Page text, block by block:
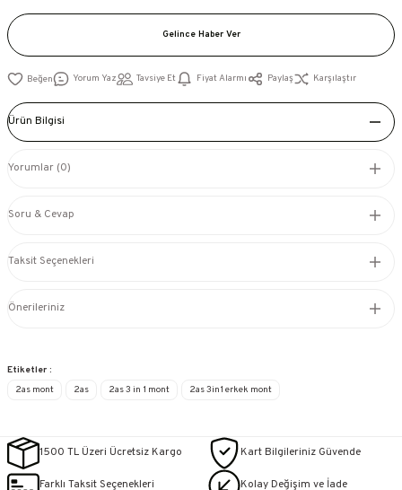
Gelince Haber Ver
Yorum Yaz Tavsiye Et Fiyat Alarmı Paylaş Karşılaştır
Ürün Bilgisi
Yorumlar (0)
Soru & Cevap
Taksit Seçenekleri
Önerileriniz
Etiketler :
2as mont
2as 2as 3 in 1 mont 2as 3in1 erkek mont
1500 TL Üzeri Ücretsiz Kargo Kart Bilgileriniz Güvende
Farklı Taksit Seçenekleri Kolay Değişim ve İade